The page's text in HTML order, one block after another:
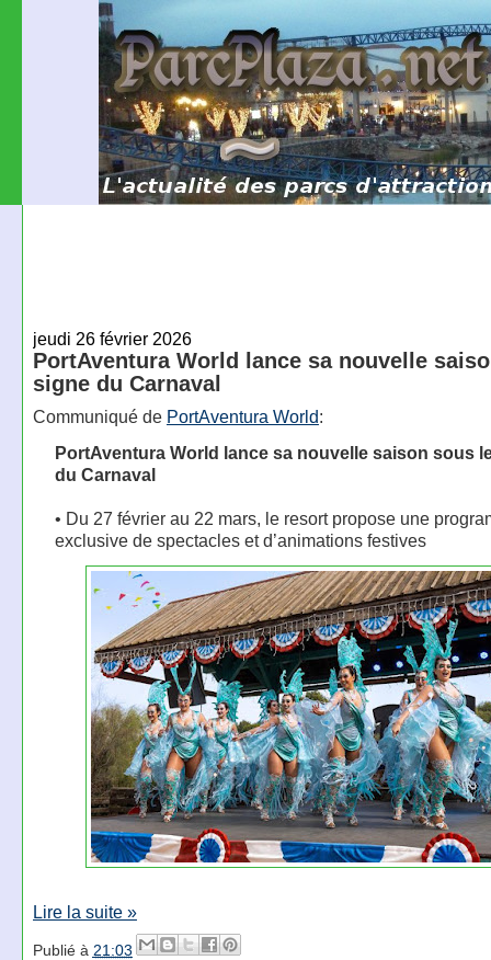
jeudi 26 février 2026
PortAventura World lance sa nouvelle
signe du Carnaval
Communiqué de PortAventura World:
PortAventura World lance sa nouvelle saison sous
du Carnaval
• Du 27 février au 22 mars, le resort propose une
exclusive de spectacles et d’animations festives
Lire la suite »
Publié à 21:03